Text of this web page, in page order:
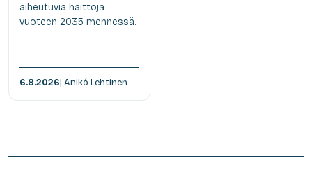
aiheutuvia haittoja
vuoteen 2035 mennessä.
6.8.2026| Anikó Lehtinen